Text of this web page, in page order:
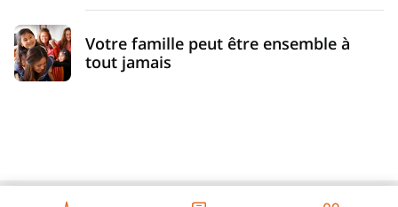
Votre famille peut être ensemble à
tout jamais